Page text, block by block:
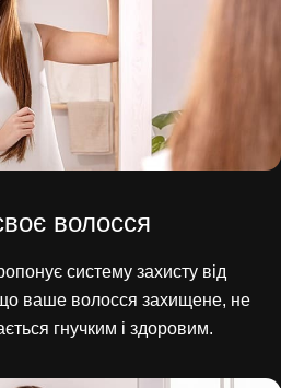
волосся
систему захисту від
що ваше волосся захищене, не
гнучким і здоровим.